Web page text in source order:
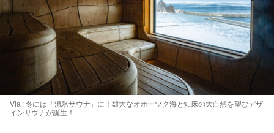
Via : 冬には「流氷サウナ」に！雄大なオホーツク海と知床の大自然を望むデザ
インサウナが誕生！